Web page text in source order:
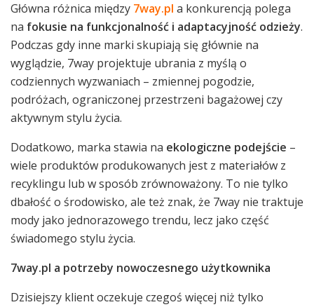
Główna różnica między 7way.pl a konkurencją polega
na fokusie na funkcjonalność i adaptacyjność odzieży.
Podczas gdy inne marki skupiają się głównie na
wyglądzie, 7way projektuje ubrania z myślą o
codziennych wyzwaniach – zmiennej pogodzie,
podróżach, ograniczonej przestrzeni bagażowej czy
aktywnym stylu życia.
Dodatkowo, marka stawia na ekologiczne podejście –
wiele produktów produkowanych jest z materiałów z
recyklingu lub w sposób zrównoważony. To nie tylko
dbałość o środowisko, ale też znak, że 7way nie traktuje
mody jako jednorazowego trendu, lecz jako część
świadomego stylu życia.
7way.pl a potrzeby nowoczesnego użytkownika
Dzisiejszy klient oczekuje czegoś więcej niż tylko